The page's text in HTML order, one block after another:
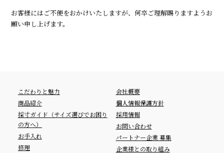
お客様にはご不便をおかけいたしますが、何卒ご理解賜りますようお
願い申し上げます。
こだわりと魅力
商品紹介
採寸ガイド（サイズ選びでお困り
の方へ）
お手入れ
修理
会社概要
個人情報保護方針
採用情報
お問い合わせ
パートナー企業 募集
企業様との取り組み